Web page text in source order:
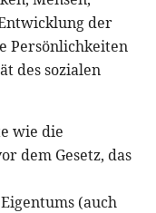
der
Persönlichkeiten
des sozialen
wie die
dem Gesetz, das
(auch